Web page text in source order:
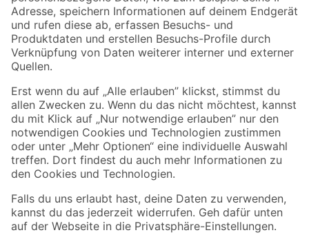
Sicher einkaufen
Jetzt die toom-App herunterladen
Alle Preisangaben in EUR inkl. gesetzl. MwSt.. Die dargestellten Angebote sind unter
Umständen nicht in allen Märkten verfügbar. Die angegebenen Verfügbarkeiten beziehen
sich auf den unter "Mein Markt" ausgewählten toom Baumarkt. Alle Angebote und